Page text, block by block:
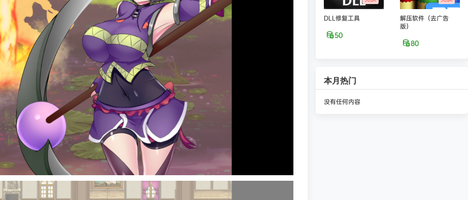
DLL修复工具
50
解压软件（去广告
版）
80
本月热门
没有任何内容